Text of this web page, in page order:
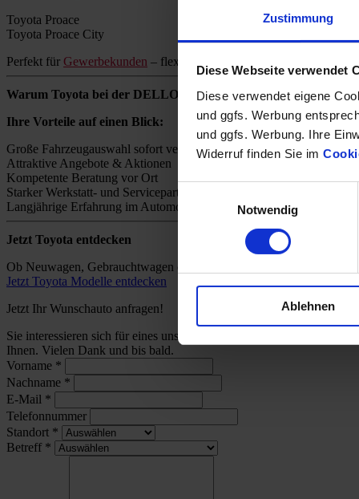
Zustimmung
Diese Webseite verwendet
Diese verwendet eigene
und ggfs. Werbung
und ggfs. Werbung. Ihre
Widerruf finden Sie im
Einwilligungsauswahl
Notwendig
Ablehnen
Toyota Proace
Toyota Proace City
Perfekt für Gewerbekunden – flexibel, zuverlässig und wirtschaftlich.
Warum Toyota bei der DELLO GRUPPE kaufen?
Ihre Vorteile auf einen Blick:
Große Fahrzeugauswahl sofort verfügbar
Attraktive Angebote & Aktionen
Kompetente Beratung vor Ort
Starker Werkstatt- und Servicepartner
Langjährige Erfahrung im Automobilhandel
Jetzt Toyota entdecken
Ob Neuwagen, Gebrauchtwagen oder individuelles Angebot – bei
Jetzt Toyota Modelle entdecken
Jetzt Ihr Wunschauto anfragen!
Sie interessieren sich für eines unserer Toyota-Modelle und
Ihnen. Vielen Dank und bis bald.
Vorname *
Nachname *
E-Mail *
Telefonnummer
Standort *
Betreff *